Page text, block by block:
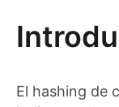
El hashing de